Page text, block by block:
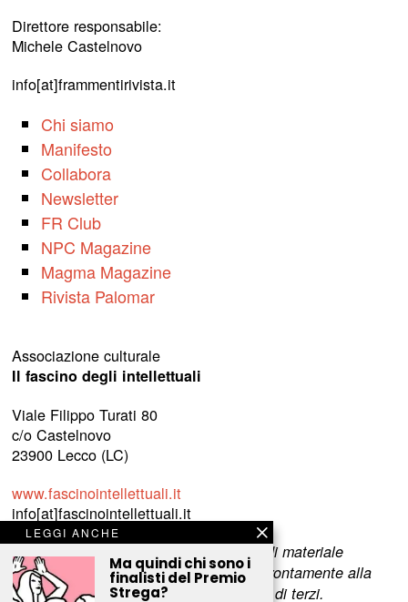
Direttore responsabile:
Michele Castelnovo
info[at]frammentirivista.it
Chi siamo
Manifesto
Collabora
Newsletter
FR Club
NPC Magazine
Magma Magazine
Rivista Palomar
Associazione culturale
Il fascino degli intellettuali
Viale Filippo Turati 80
c/o Castelnovo
23900 Lecco (LC)
www.fascinointellettuali.it
info[at]fascinointellettuali.it
Per segnalare eventuali errori nell’uso di materiale
riservato,
scriveteci e provvederemo prontamente alla
rimozione del materiale lesivo dei diritti di terzi.
LEGGI ANCHE
Ma quindi chi sono i
finalisti del Premio
Strega?